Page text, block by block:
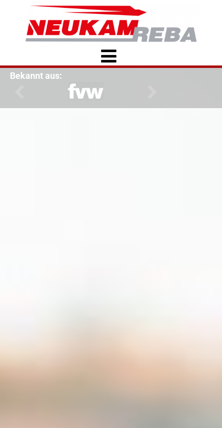
Bekannt aus: